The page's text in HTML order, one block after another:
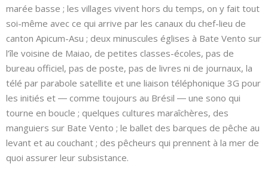
marée basse ; les villages vivent hors du temps, on y fait tout
soi-même avec ce qui arrive par les canaux du chef-lieu de
canton Apicum-Asu ; deux minuscules églises à Bate Vento sur
l’île voisine de Maiao, de petites classes-écoles, pas de
bureau officiel, pas de poste, pas de livres ni de journaux, la
télé par parabole satellite et une liaison téléphonique 3G pour
les initiés et ― comme toujours au Brésil ― une sono qui
tourne en boucle ; quelques cultures maraîchères, des
manguiers sur Bate Vento ; le ballet des barques de pêche au
levant et au couchant ; des pêcheurs qui prennent à la mer de
quoi assurer leur subsistance.